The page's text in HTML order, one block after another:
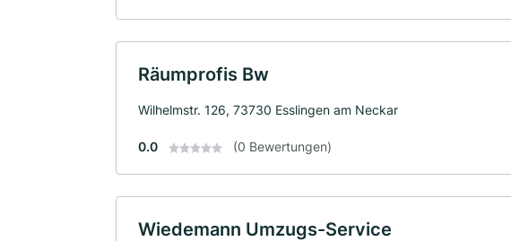
Räumprofis Bw
Wilhelmstr. 126, 73730 Esslingen am Neckar
0.0 (0 Bewertungen)
Wiedemann Umzugs-Service